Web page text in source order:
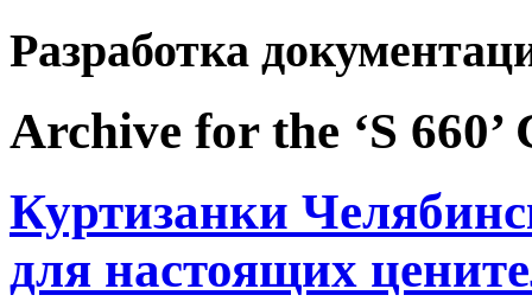
Разработка
Archive for the ‘S 660’
Куртизанки
для настоящих